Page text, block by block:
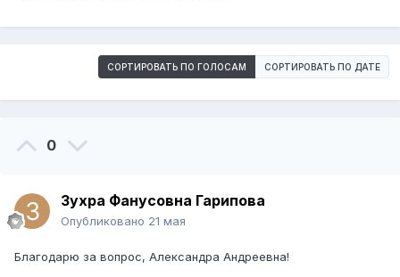
СОРТИРОВАТЬ ПО ГОЛОСАМ СОРТИРОВАТЬ ПО ДАТЕ
0
Зухра Фанусовна Гарипова
Опубликовано 21 мая
Благодарю за вопрос, Александра Андреевна!